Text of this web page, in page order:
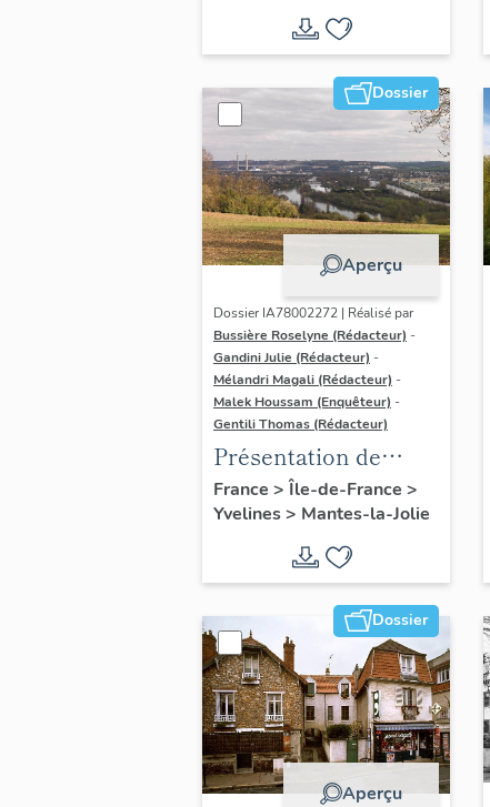
Dossier
Aperçu
Dossier IA78002272 | Réalisé par
Bussière Roselyne (Rédacteur) -
Gandini Julie (Rédacteur) -
Mélandri Magali (Rédacteur) -
Malek Houssam (Enquêteur) -
Gentili Thomas (Rédacteur)
Présentation de
l'étude
France > Île-de-France >
Yvelines> Mantes-la-Jolie
Dossier
Aperçu